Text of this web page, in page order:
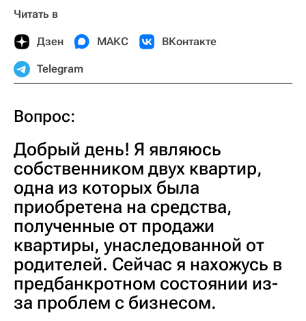
Читать в
Дзен МАКС ВКонтакте
Telegram
Вопрос:
Добрый день! Я являюсь
собственником двух квартир,
одна из которых была
приобретена на средства,
полученные от продажи
квартиры, унаследованной от
родителей. Сейчас я нахожусь в
предбанкротном состоянии из-
за проблем с бизнесом.